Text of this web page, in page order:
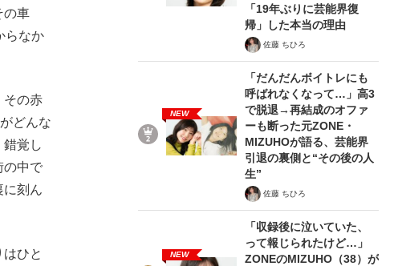
の車
らなか
その赤
どんな
覚し
の中で
に刻ん
ひと
「19年ぶりに芸能界復
帰」した本当の理由
佐藤 ちひろ
NEW
「だんだんボイトレにも
呼ばれなくなって…」高3
で脱退→再結成のオファ
ーも断った元ZONE・
MIZUHOが語る、芸能界
引退の裏側と“その後の人
生”
佐藤 ちひろ
NEW
「収録後に泣いていた、
って報じられたけど…」
ZONEのMIZUHO（38）が